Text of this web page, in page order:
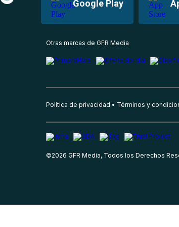
Google Play
Otras marcas de GFR Media
Política de privacidad Términos y
©2026 GFR Media, Todos los Derechos